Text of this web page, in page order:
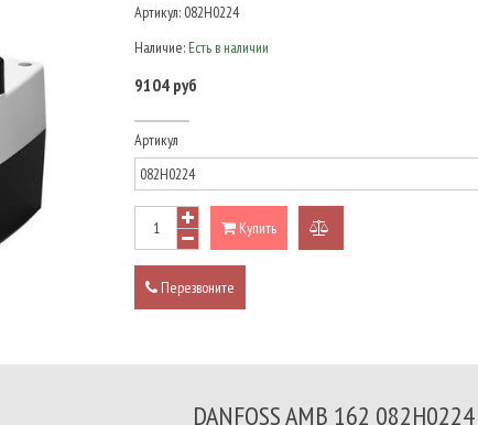
Артикул: 082H0224
Наличие: Есть в наличии
9104 руб
Артикул
Купить
Перезвоните
DANFOSS AMB 162 082H0224